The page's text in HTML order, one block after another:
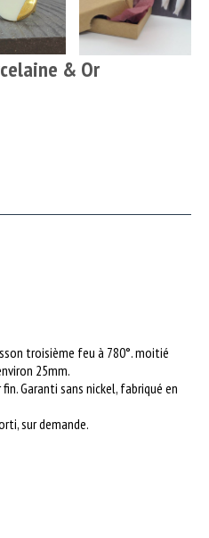
& Or
troisième feu à 780°. moitié
25mm.
Garanti sans nickel, fabriqué en
sur demande.